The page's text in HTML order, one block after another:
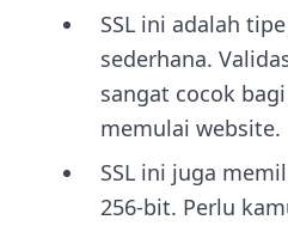
SSL ini adalah
sederhana.
sangat cocok
memulai website.
SSL ini juga
256-bit. Perlu